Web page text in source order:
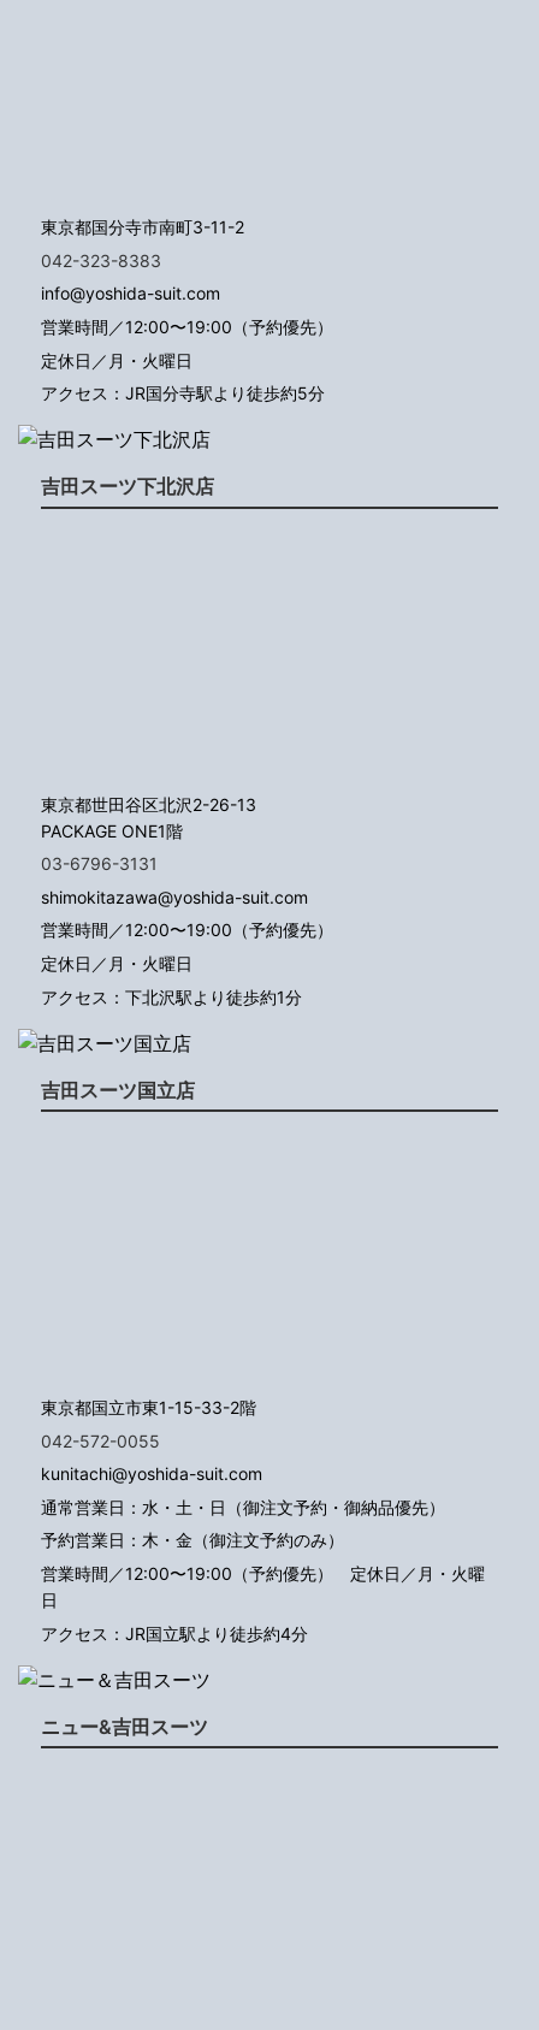
東京都国分寺市南町3-11-2
042-323-8383
info@yoshida-suit.com
営業時間／12:00〜19:00（予約優先）
定休日／月・火曜日
アクセス：JR国分寺駅より徒歩約5分
吉田スーツ下北沢店
東京都世田谷区北沢2-26-13
PACKAGE ONE1階
03-6796-3131
shimokitazawa@yoshida-suit.com
営業時間／12:00〜19:00（予約優先）
定休日／月・火曜日
アクセス：下北沢駅より徒歩約1分
吉田スーツ国立店
東京都国立市東1-15-33-2階
042-572-0055
kunitachi@yoshida-suit.com
通常営業日：水・土・日（御注文予約・御納品優先）
予約営業日：木・金（御注文予約のみ）
営業時間／12:00〜19:00（予約優先） 定休日／月・火曜
日
アクセス：JR国立駅より徒歩約4分
ニュー&吉田スーツ